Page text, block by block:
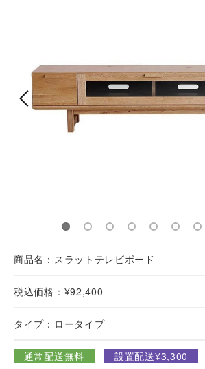
商品名：スラットテレビボード
税込価格：¥92,400
タイプ：ロータイプ
通常配送無料 設置配送¥3,300